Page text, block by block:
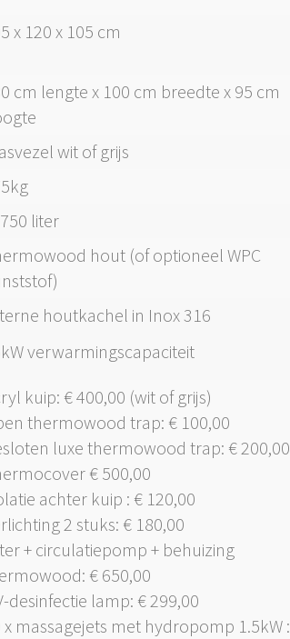
x 120 x 105 cm
cm lengte x 100 cm breedte x 95 cm
wit of grijs
liter
hout (of optioneel WPC
houtkachel in Inox 316
verwarmingscapaciteit
kuip: € 400,00 (wit of grijs)
thermowood trap: € 100,00
luxe thermowood trap: € 200,00
€ 500,00
achter kuip : € 120,00
2 stuks: € 180,00
+ circulatiepomp + behuizing
€ 650,00
desinfectie lamp: € 299,00
x massagejets met hydropomp 1.5kW :